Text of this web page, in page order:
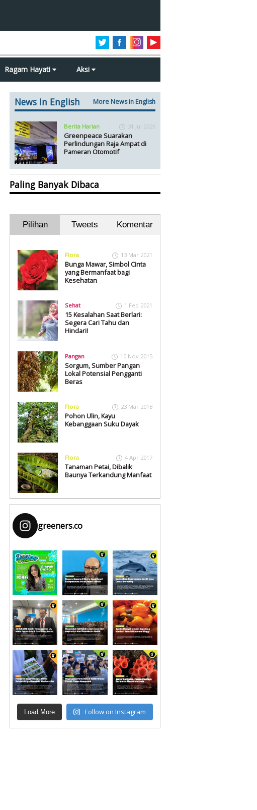
Ragam Hayati Aksi
News In English More News in English
Berita Harian 31 Jul 2026
Greenpeace Suarakan
Perlindungan Raja Ampat di
Pameran Otomotif
Paling Banyak Dibaca
Pilihan Tweets Komentar
Flora 13 Mar 2021
Bunga Mawar, Simbol Cinta
yang Bermanfaat bagi
Kesehatan
Sehat 1 Feb 2021
15 Kesalahan Saat Berlari:
Segera Cari Tahu dan
Hindari!
Pangan 10 Nov 2015
Sorgum, Sumber Pangan
Lokal Potensial Pengganti
Beras
Flora 23 Mar 2018
Pohon Ulin, Kayu
Kebanggaan Suku Dayak
Flora 4 Apr 2017
Tanaman Petai, Dibalik
Baunya Terkandung Manfaat
greeners.co
Load More Follow on Instagram